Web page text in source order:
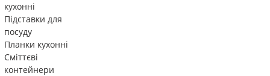
кухонні
Підставки для
посуду
Планки кухонні
Сміттєві
контейнери